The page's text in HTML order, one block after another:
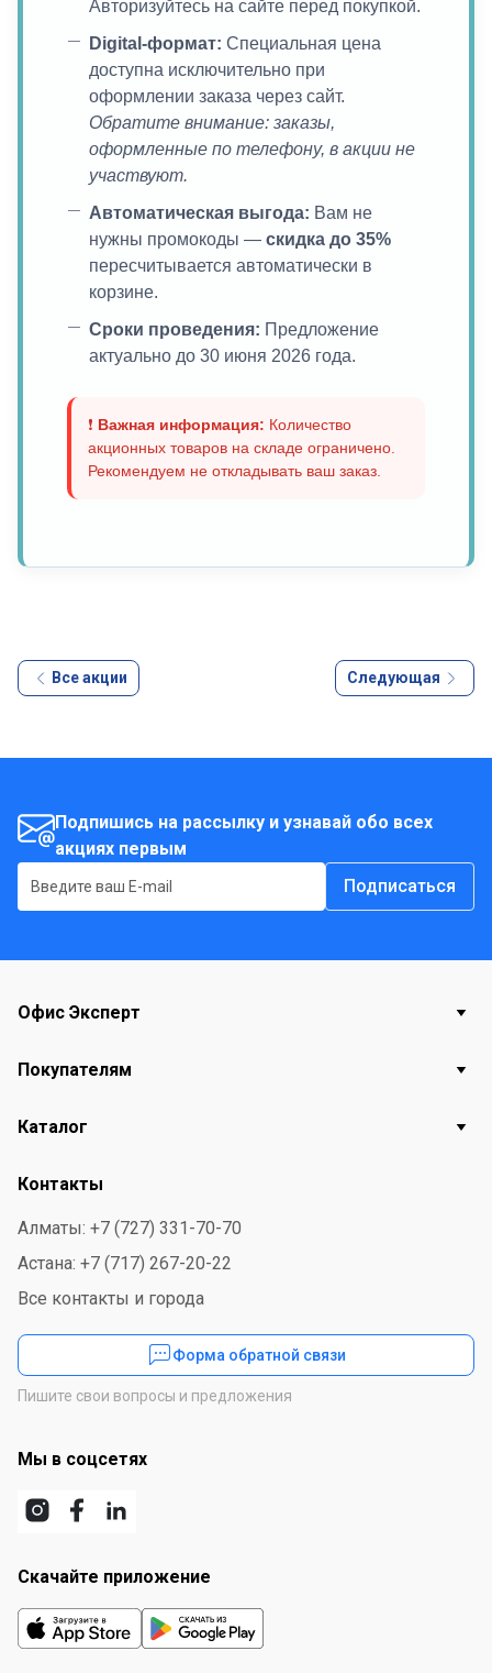
Авторизуйтесь на сайте перед покупкой.
Digital-формат: Специальная цена
доступна исключительно при
оформлении заказа через сайт.
Обратите внимание: заказы,
оформленные по телефону, в акции не
участвуют.
Автоматическая выгода: Вам не
нужны промокоды — скидка до 35%
пересчитывается автоматически в
корзине.
Сроки проведения: Предложение
актуально до 30 июня 2026 года.
❗ Важная информация: Количество
акционных товаров на складе ограничено.
Рекомендуем не откладывать ваш заказ.
Все акции Следующая
Подпишись на рассылку и узнавай обо всех
акциях первым
Подписаться
Офис Эксперт
Покупателям
Каталог
Контакты
Алматы: +7 (727) 331-70-70
Астана: +7 (717) 267-20-22
Все контакты и города
Форма обратной связи
Пишите свои вопросы и предложения
Мы в соцсетях
Скачайте приложение